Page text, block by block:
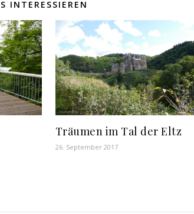
INTERESSIEREN
Träumen im Tal der Eltz
26. September 2017